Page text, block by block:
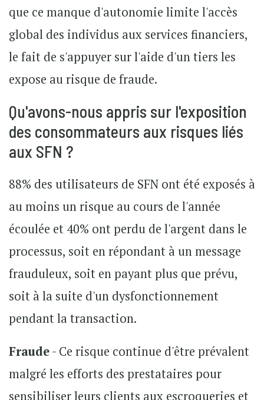
que ce manque d'autonomie limite l'accès
global des individus aux services financiers,
le fait de s'appuyer sur l'aide d'un tiers les
expose au risque de fraude.
Qu'avons-nous appris sur l'exposition
des consommateurs aux risques liés
aux SFN ?
88% des utilisateurs de SFN ont été exposés à
au moins un risque au cours de l'année
écoulée et 40% ont perdu de l'argent dans le
processus, soit en répondant à un message
frauduleux, soit en payant plus que prévu,
soit à la suite d'un dysfonctionnement
pendant la transaction.
Fraude- Ce risque continue d'être prévalent
malgré les efforts des prestataires pour
sensibiliser leurs clients aux escroqueries et